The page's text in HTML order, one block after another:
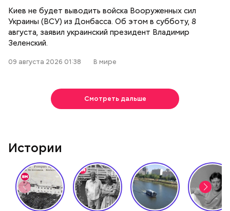
Киев не будет выводить войска Вооруженных сил
Украины (ВСУ) из Донбасса. Об этом в субботу, 8
августа, заявил украинский президент Владимир
Зеленский.
09 августа 2026 01:38 В мире
Смотреть дальше
Истории